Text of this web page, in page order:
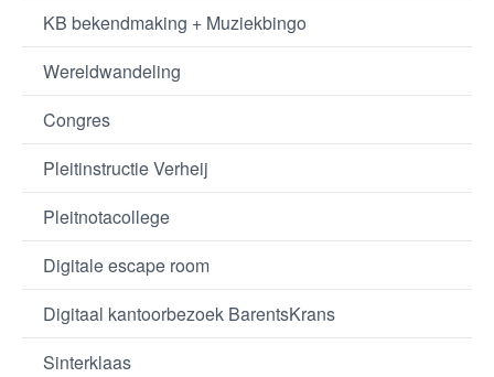
KB bekendmaking + Muziekbingo
Wereldwandeling
Congres
Pleitinstructie Verheij
Pleitnotacollege
Digitale escape room
Digitaal kantoorbezoek BarentsKrans
Sinterklaas